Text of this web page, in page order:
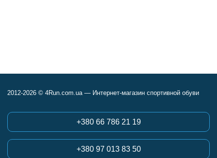
2012-2026 © 4Run.com.ua — Интернет-магазин спортивной обуви
+380 66 786 21 19
+380 97 013 83 50